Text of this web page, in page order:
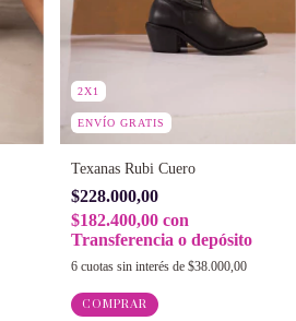
2X1
ENVÍO GRATIS
Texanas Rubi Cuero
$228.000,00
$182.400,00 con
Transferencia o depósito
6 cuotas sin interés de $38.000,00
COMPRAR